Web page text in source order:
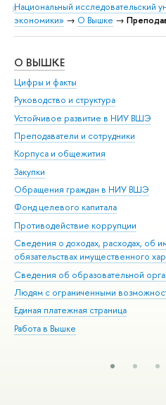
ЯНациональный исследовательский
экономики» → О Вышке →
О ВЫШКЕ
Цифры и факты
Руководство и структура
Устойчивое развитие в НИУ ВШЭ
Преподаватели и сотрудники
Корпуса и общежития
Закупки
Обращения граждан в НИУ ВШЭ
Фонд целевого капитала
Противодействие коррупции
Сведения о доходах, расходах, об
обязательствах имущественного
Сведения об образовательной
Людям с ограниченными
Единая платежная страница
Работа в Вышке